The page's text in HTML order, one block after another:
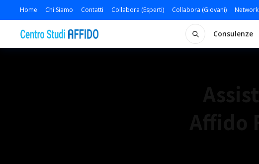
Home Chi Siamo Contatti Collabora (Esperti) Collabora (Giovani) Network
Consulenze